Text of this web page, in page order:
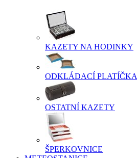
KAZETY NA HODINKY
ODKLÁDACÍ PLATÍČKA
OSTATNÍ KAZETY
ŠPERKOVNICE